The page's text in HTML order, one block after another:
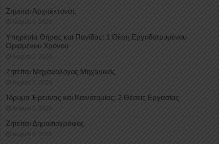
Ζητείται Αρχιτέκτονας
August 3, 2026
Υπηρεσία Θήρας και Πανίδας: 1 Θέση Eργοδοτουμένου
Oρισμένου Xρόνου
August 3, 2026
Ζητείται Μηχανολόγος Μηχανικός
August 3, 2026
Ίδρυμα Έρευνας και Καινοτομίας: 2 Θέσεις Εργασίας
August 3, 2026
Ζητείται Δημοσιογράφος
August 3, 2026